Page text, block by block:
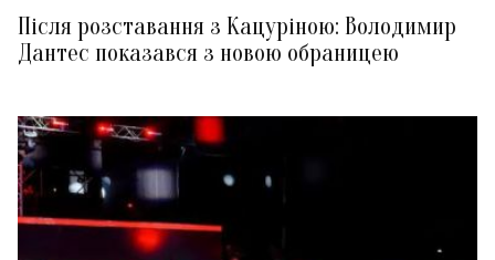
Після розставання з Кацуріною: Володимир
Дантес показався з новою обраницею